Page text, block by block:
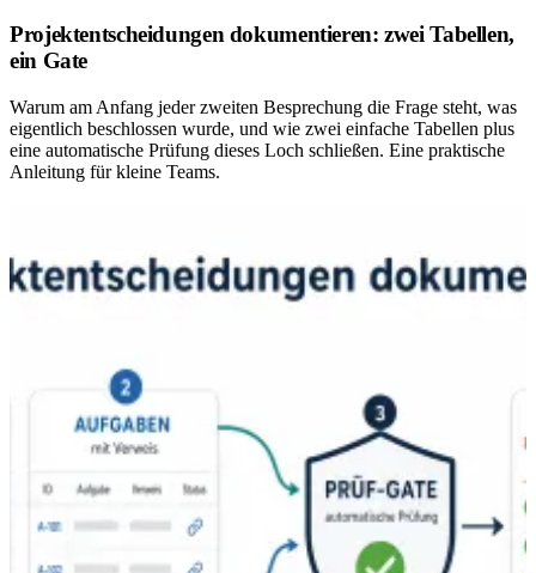
Projektentscheidungen dokumentieren: zwei Tabellen,
ein Gate
Warum am Anfang jeder zweiten Besprechung die Frage steht, was
eigentlich beschlossen wurde, und wie zwei einfache Tabellen plus
eine automatische Prüfung dieses Loch schließen. Eine praktische
Anleitung für kleine Teams.